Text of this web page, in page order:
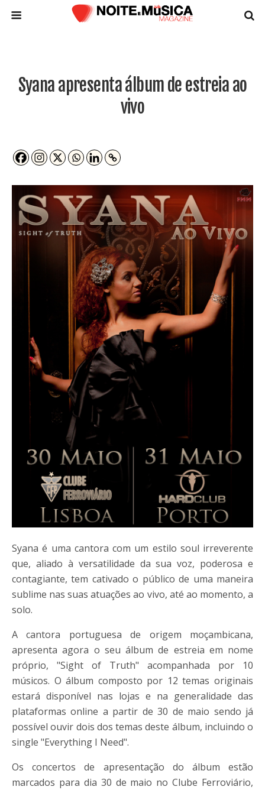
Syana apresenta álbum de estreia ao
vivo
Syana é uma cantora com um estilo soul irreverente
que, aliado à versatilidade da sua voz, poderosa e
contagiante, tem cativado o público de uma maneira
sublime nas suas atuações ao vivo, até ao momento, a
solo.
A cantora portuguesa de origem moçambicana,
apresenta agora o seu álbum de estreia em nome
próprio, "Sight of Truth" acompanhada por 10
músicos. O álbum composto por 12 temas originais
estará disponível nas lojas e na generalidade das
plataformas online a partir de 30 de maio sendo já
possível ouvir dois dos temas deste álbum, incluindo o
single "Everything I Need".
Os concertos de apresentação do álbum estão
marcados para dia 30 de maio no Clube Ferroviário,